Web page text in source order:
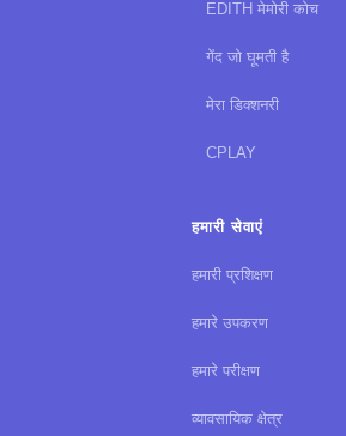
EDITH मेमोरी कोच
गेंद जो घूमती है
मेरा डिक्शनरी
CPLAY
हमारी सेवाएं
हमारी प्रशिक्षण
हमारे उपकरण
हमारे परीक्षण
व्यावसायिक क्षेत्र